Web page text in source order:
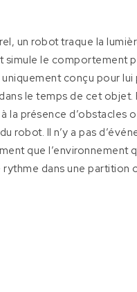
un robot traque la
le comportement
conçu pour
le temps de cet
la présence d’obstacles
robot. Il n’y a pas
que
dans une partition